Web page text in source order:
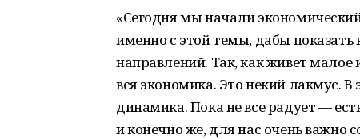
«Сегодня мы начали
именно с этой темы, дабы показать
направлений. Так, как живет малое
вся экономика. Это некий лакмус.
динамика. Пока не все радует —
и конечно же, для нас очень